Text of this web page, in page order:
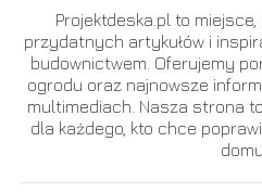
Projektdeska.pl to
przydatnych artykułów i
budownictwem. Oferujemy
ogrodu oraz najnowsze
multimediach. Nasza strona
dla każdego, kto chce
domu.